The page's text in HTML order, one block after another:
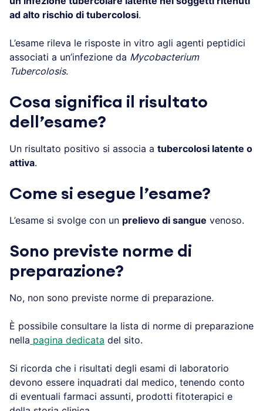
ad alto rischio di tubercolosi.
L’esame rileva le risposte in vitro agli agenti peptidici
associati a un’infezione da Mycobacterium
Tubercolosis.
Cosa significa il risultato
dell’esame?
Un risultato positivo si associa a tubercolosi latente o
attiva.
Come si esegue l’esame?
L’esame si svolge con un prelievo di sangue venoso.
Sono previste norme di
preparazione?
No, non sono previste norme di preparazione.
È possibile consultare la lista di norme di preparazione
nella pagina dedicata del sito.
Si ricorda che i risultati degli esami di laboratorio
devono essere inquadrati dal medico, tenendo conto
di eventuali farmaci assunti, prodotti fitoterapici e